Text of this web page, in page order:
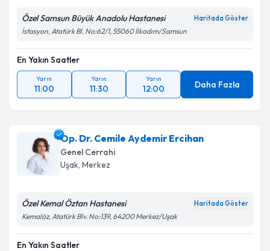
Özel Samsun Büyük Anadolu Hastanesi Haritada Göster
İstasyon, Atatürk Bl. No:62/1, 55060 İlkadım/Samsun
En Yakın Saatler
Yarın
11:00
Yarın
11:30
Yarın
12:00 Daha Fazla
Op. Dr. Cemile Aydemir Ercihan
Genel Cerrahi
Uşak, Merkez
Özel Kemal Öztan Hastanesi Haritada Göster
Kemalöz, Atatürk Blv. No:139, 64200 Merkez/Uşak
En Yakın Saatler